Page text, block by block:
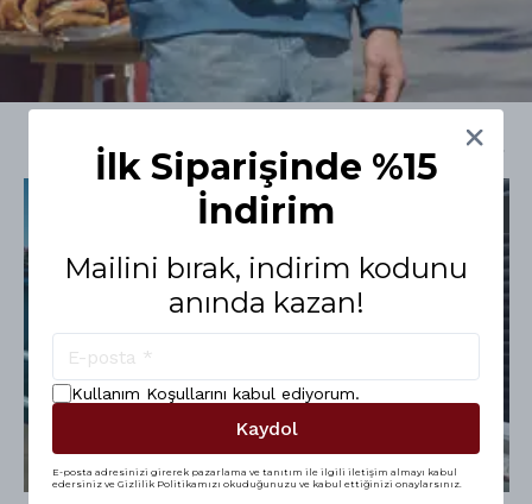
%20
İlk Siparişinde %15
İndirim
Mailini bırak, indirim kodunu
anında kazan!
Kullanım Koşullarını kabul ediyorum.
Kaydol
E-posta adresinizi girerek pazarlama ve tanıtım ile ilgili iletişim almayı kabul
edersiniz ve Gizlilik Politikamızı okuduğunuzu ve kabul ettiğinizi onaylarsınız.